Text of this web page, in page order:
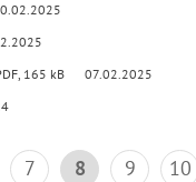
165 kB 07.02.2025
7 8 9 10